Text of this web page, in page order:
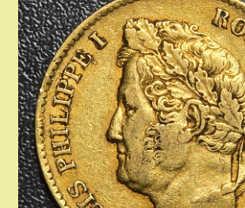
Confidentialité
Heures d’ouverture
Nous achetons
Nous contacter
Validation de la commande